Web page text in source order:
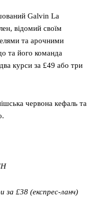
Galvin La
відомий своїм
та арочними
та його команда
курси за £49 або три
червона кефаль та
за £38 (експрес-ланч)